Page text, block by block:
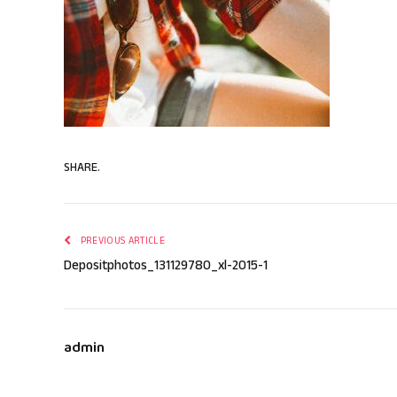
SHARE.
PREVIOUS ARTICLE
Depositphotos_131129780_xl-2015-1
admin